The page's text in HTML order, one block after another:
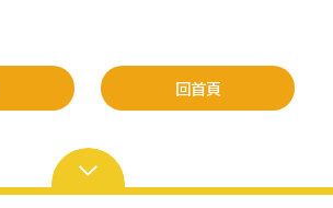
回首頁